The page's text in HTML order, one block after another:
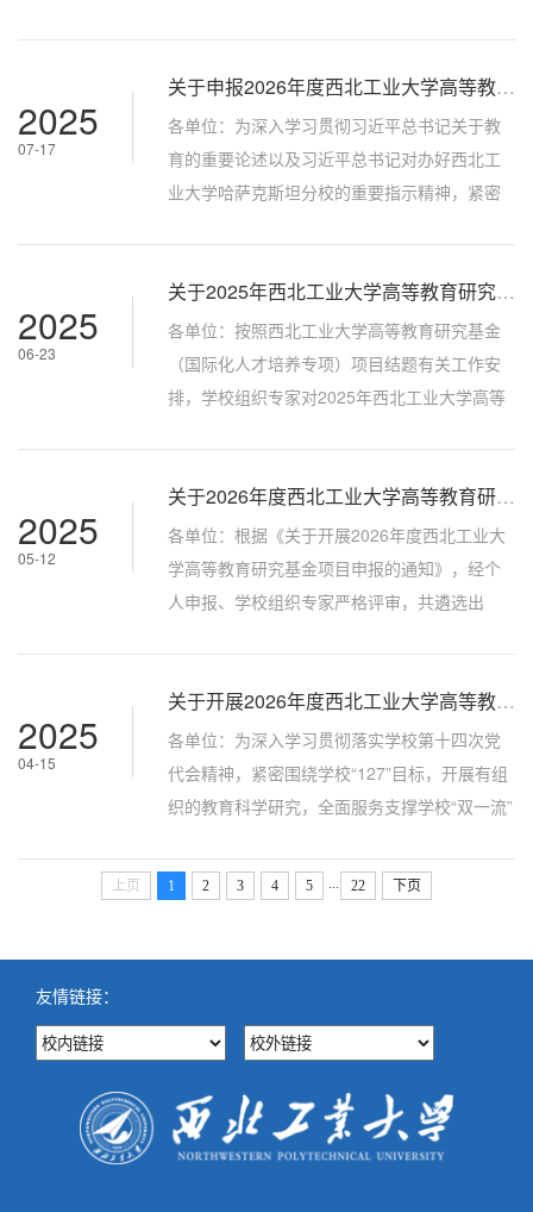
目9项（详见附件）。现将评审结果予以公示，
自公示之日起5个工作日内，如有异议，请通过
书面形式向高等教育研究中心反映。联 系 人：
宋健健电子邮箱：songjianjian@nwpu.edu.cn
2025
07-17
关于申报2026年度西北工业大学高等教育研究基金（国际化人才培养专项）的通知
各单位：为深入学习贯彻习近平总书记关于教
育的重要论述以及习近平总书记对办好西北工
业大学哈萨克斯坦分校的重要指示精神，紧密
成果，更好地促进学校“双一流”建设和“总师型”
人才培养。高等教育研究中心现组织2026年度
西北工业大学高等教育研究基金(国际化人才培
养专项)申报和立项工作，现将有关事项通知如
2025
06-23
关于2025年西北工业大学高等教育研究基金（国际化人才培养专项）短期委托项目结题验收结果的公示
各单位：按照西北工业大学高等教育研究基金
（国际化人才培养专项）项目结题有关工作安
排，学校组织专家对2025年西北工业大学高等
优秀项目 2 项，良好项目 2项（详见附件）。
现予以公示，如有异议，请于2025年6月27日
前，通过书面形式向高等教育研究中心反映。
联 系 人：宋健健联系邮箱：
2025年6月23日
2025
05-12
关于2026年度西北工业大学高等教育研究基金立项评审结果的公示
各单位：根据《关于开展2026年度西北工业大
学高等教育研究基金项目申报的通知》，经个
人申报、学校组织专家严格评审，共遴选出
项目12项。现将拟立项名单予以公布。如有异
议，请在公示之日起5个工作日内通过书面形式
向高等教育研究中心反映。联 系 人：宋健健邮
箱：songjianjian@nwpu.edu.cn高等教育研究
2025
04-15
关于开展2026年度西北工业大学高等教育研究基金项目申报的通知
各单位：为深入学习贯彻落实学校第十四次党
代会精神，紧密围绕学校“127”目标，开展有组
织的教育科学研究，全面服务支撑学校“双一流”
组织开展2026年度西北工业大学高等教育研究
基金项目申报工作。具体事项通知如下：一、
贯彻落实《教育强国建...
上页 1 2 3 4 5 ... 22 下页
友情链接：